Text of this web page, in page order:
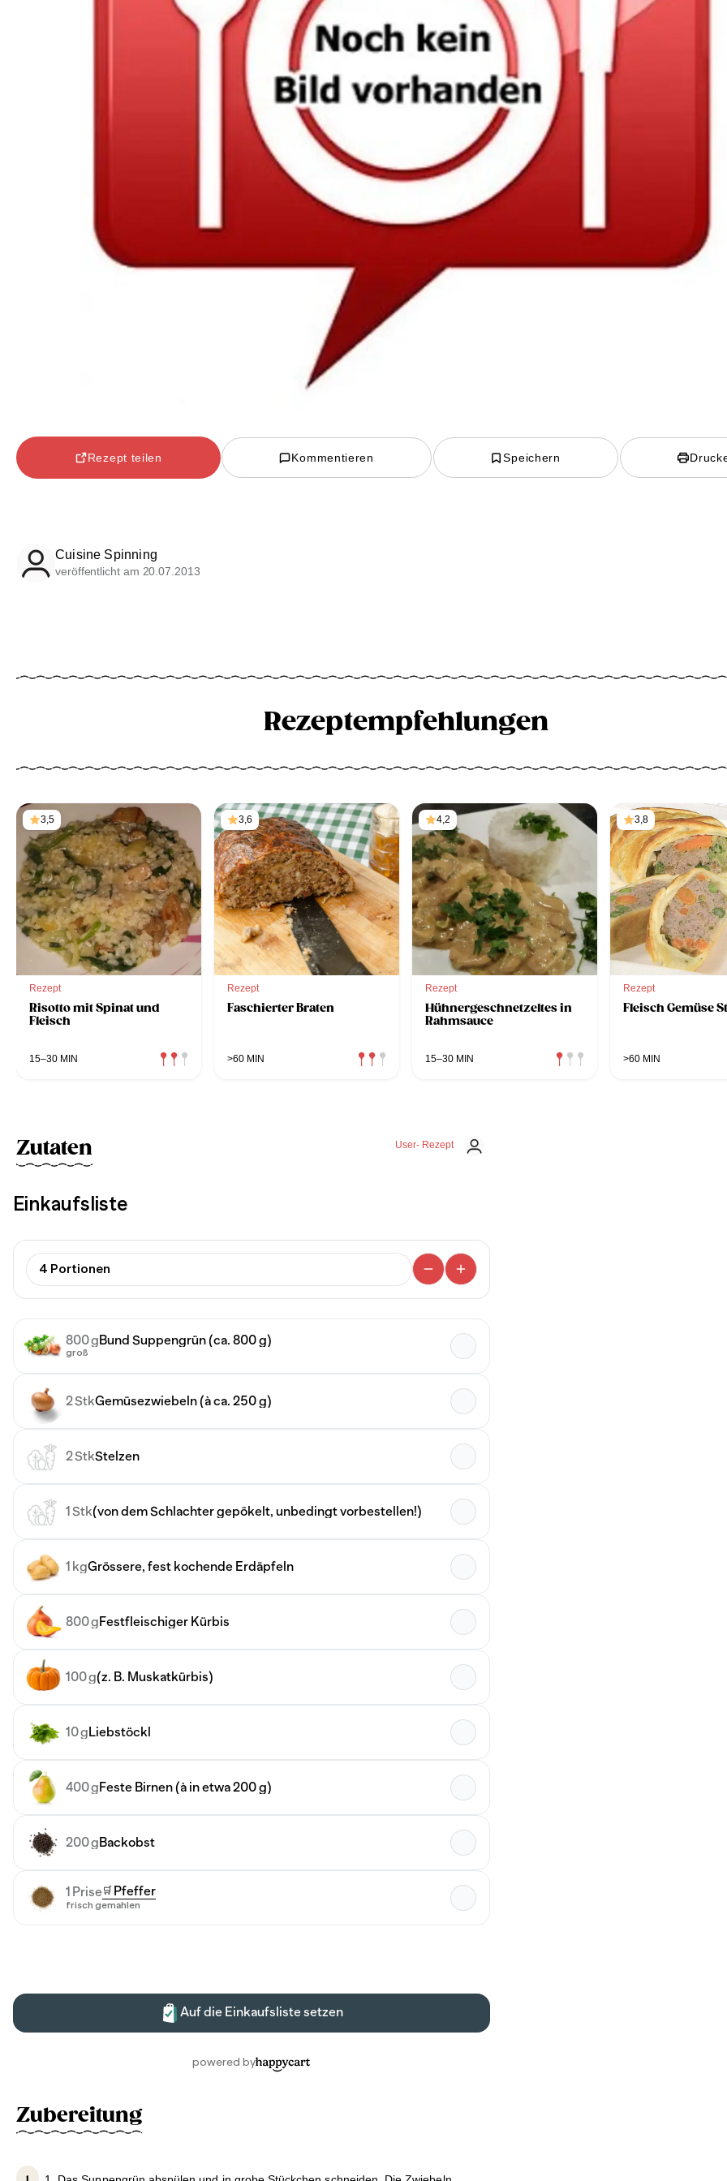
Rezept teilen Kommentieren Speichern
Cuisine Spinning
veröffentlicht am 20.07.2013
Rezeptempfehlungen
3,5
Rezept
Risotto mit Spinat und
Fleisch
15–30 MIN
3,6
Rezept
Faschierter Braten
>60 MIN
4,2
Rezept
Hühnergeschnetzeltes in
Rahmsauce
15–30 MIN
3,8
Rezept
Fleisch Gemüse
>60 MIN
User- Rezept
Zutaten
Zubereitung